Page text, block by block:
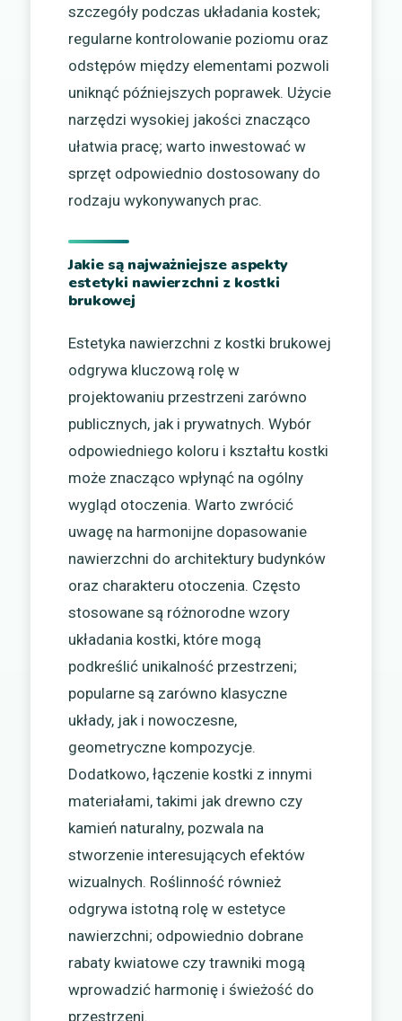
szczegóły podczas układania kostek;
regularne kontrolowanie poziomu oraz
odstępów między elementami pozwoli
uniknąć późniejszych poprawek. Użycie
narzędzi wysokiej jakości znacząco
ułatwia pracę; warto inwestować w
sprzęt odpowiednio dostosowany do
rodzaju wykonywanych prac.
Jakie są najważniejsze aspekty
estetyki nawierzchni z kostki
brukowej
Estetyka nawierzchni z kostki brukowej
odgrywa kluczową rolę w
projektowaniu przestrzeni zarówno
publicznych, jak i prywatnych. Wybór
odpowiedniego koloru i kształtu kostki
może znacząco wpłynąć na ogólny
wygląd otoczenia. Warto zwrócić
uwagę na harmonijne dopasowanie
nawierzchni do architektury budynków
oraz charakteru otoczenia. Często
stosowane są różnorodne wzory
układania kostki, które mogą
podkreślić unikalność przestrzeni;
popularne są zarówno klasyczne
układy, jak i nowoczesne,
geometryczne kompozycje.
Dodatkowo, łączenie kostki z innymi
materiałami, takimi jak drewno czy
kamień naturalny, pozwala na
stworzenie interesujących efektów
wizualnych. Roślinność również
odgrywa istotną rolę w estetyce
nawierzchni; odpowiednio dobrane
rabaty kwiatowe czy trawniki mogą
wprowadzić harmonię i świeżość do
przestrzeni.